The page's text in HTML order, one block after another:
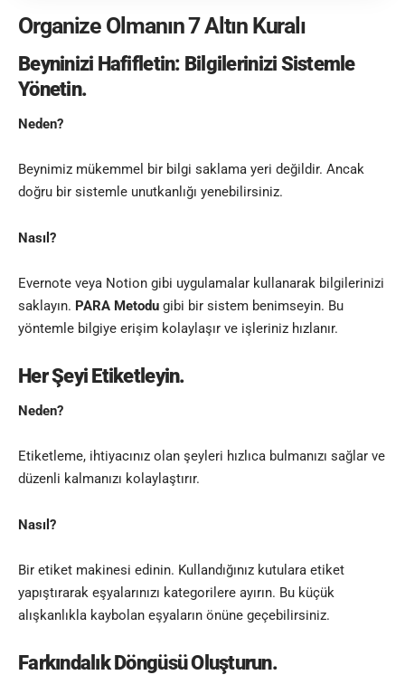
Organize Olmanın 7 Altın Kuralı
Beyninizi Hafifletin: Bilgilerinizi Sistemle
Yönetin.
Neden?
Beynimiz mükemmel bir bilgi saklama yeri değildir. Ancak
doğru bir sistemle unutkanlığı yenebilirsiniz.
Nasıl?
Evernote veya Notion gibi uygulamalar kullanarak bilgilerinizi
saklayın. PARA Metodu gibi bir sistem benimseyin. Bu
yöntemle bilgiye erişim kolaylaşır ve işleriniz hızlanır.
Her Şeyi Etiketleyin.
Neden?
Etiketleme, ihtiyacınız olan şeyleri hızlıca bulmanızı sağlar ve
düzenli kalmanızı kolaylaştırır.
Nasıl?
Bir etiket makinesi edinin. Kullandığınız kutulara etiket
yapıştırarak eşyalarınızı kategorilere ayırın. Bu küçük
alışkanlıkla kaybolan eşyaların önüne geçebilirsiniz.
Farkındalık Döngüsü Oluşturun.